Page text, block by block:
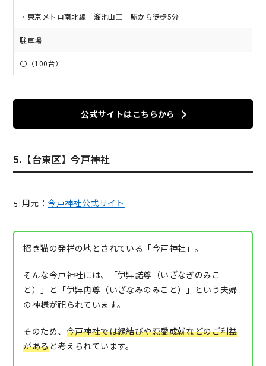
・東京メトロ南北線「溜池山王」駅から徒歩5分
駐車場
〇（100台）
公式サイトはこちらから
5.【台東区】今戸神社
引用元：今戸神社公式サイト
招き猫の発祥の地とされている「今戸神社」。
そんな今戸神社には、「伊弉諾尊（いざなぎのみこ
と）」と「伊弉冉尊（いざなみのみこと）」という夫婦
の神様が祀られています。
そのため、 今戸神社では縁結びや恋愛成就などのご利益
があると考えられています。